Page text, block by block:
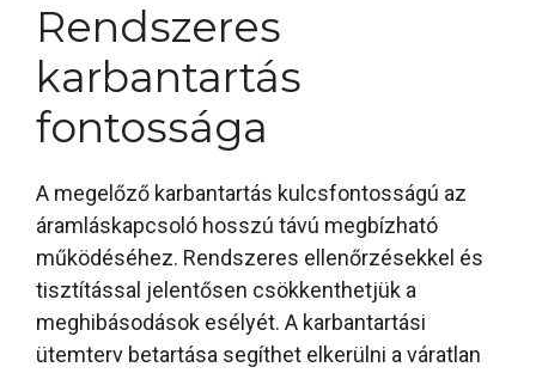
Rendszeres
karbantartás
fontossága
A megelőző karbantartás kulcsfontosságú az
áramláskapcsoló hosszú távú megbízható
működéséhez. Rendszeres ellenőrzésekkel és
tisztítással jelentősen csökkenthetjük a
meghibásodások esélyét. A karbantartási
ütemterv betartása segíthet elkerülni a váratlan